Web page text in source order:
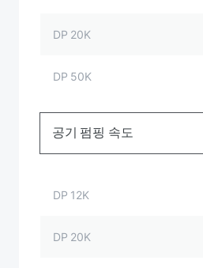
DP 20K
DP 50K
공기 펌핑 속도
DP 12K
DP 20K